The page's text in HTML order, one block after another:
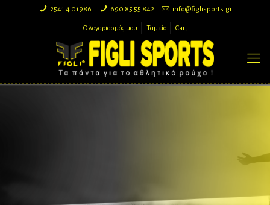
2541 4 01986 690 85 55 842 info@figlisports.gr
Ο λογαριασμός μου Ταμείο Cart